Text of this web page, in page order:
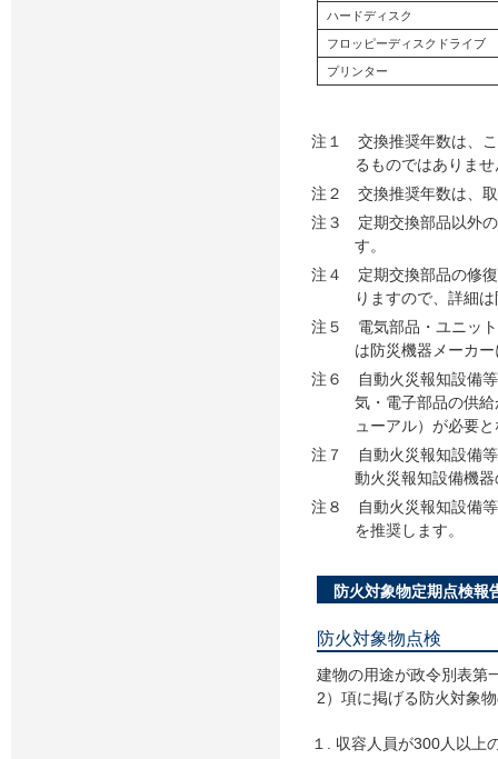
ハードディスク
フロッピーディスクドライブ
プリンター
注１ 交換推奨年数は、こ
るものではありませ
注２ 交換推奨年数は、取
注３ 定期交換部品以外の
す。
注４ 定期交換部品の修復
りますので、詳細は
注５ 電気部品・ユニット
は防災機器メーカー
注６ 自動火災報知設備等
気・電子部品の供給
ューアル）が必要と
注７ 自動火災報知設備等
動火災報知設備機器
注８ 自動火災報知設備等
を推奨します。
防火対象物定期点検報
防火対象物点検
建物の用途が政令別表第
2）項に掲げる防火対象
１. 収容人員が300人以上